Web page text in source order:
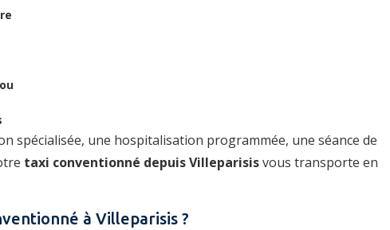
spécialisée, une hospitalisation programmée, une séance de
taxi conventionné depuis Villeparisisvous transporte en
à Villeparisis ?